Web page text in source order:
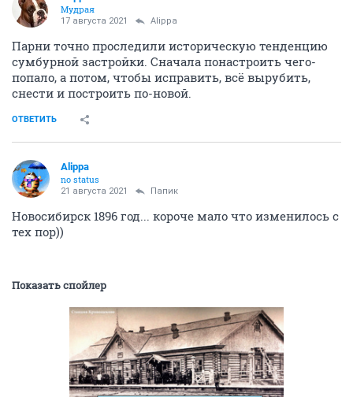
Мудрая
17 августа 2021 Alippa
Парни точно проследили историческую тенденцию
сумбурной застройки. Сначала понастроить чего-
попало, а потом, чтобы исправить, всё вырубить,
снести и построить по-новой.
ОТВЕТИТЬ
Alippa
no status
21 августа 2021 Папик
Новосибирск 1896 год... короче мало что изменилось с
тех пор))
Показать спойлер